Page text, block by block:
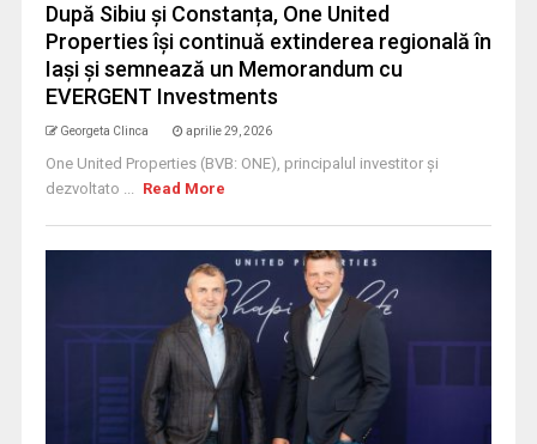
După Sibiu și Constanța, One United
Properties își continuă extinderea regională în
Iași și semnează un Memorandum cu
EVERGENT Investments
Georgeta Clinca aprilie 29, 2026
One United Properties (BVB: ONE), principalul investitor și
dezvoltato ... Read More